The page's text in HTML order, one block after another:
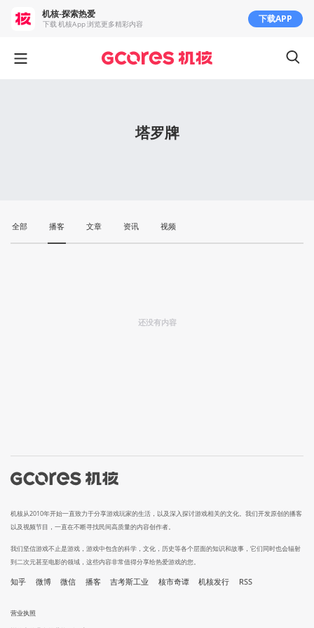
塔罗牌
全部 播客 文章 资讯 视频
还没有内容
机核从2010年开始一直致力于分享游戏玩家的生活，以及深入探讨游戏相关的文化。我们开发原创的播客
以及视频节目，一直在不断寻找民间高质量的内容创作者。
我们坚信游戏不止是游戏，游戏中包含的科学，文化，历史等各个层面的知识和故事，它们同时也会辐射
到二次元甚至电影的领域，这些内容非常值得分享给热爱游戏的您。
知乎 微博 微信 播客 吉考斯工业 核市奇谭 机核发行 RSS
营业执照
机核-探索热爱
下载 机核App 浏览更多精彩内容 下载APP